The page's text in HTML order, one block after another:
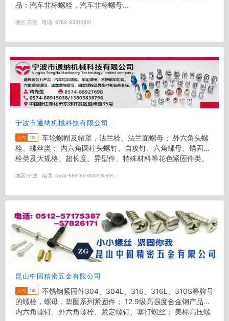
品：汽车非标螺栓，汽车非标螺母...
地区:东莞 电话: 0769-83310921
宁波市通纳机械科技有限公司
人气 1年
栓、螺丝类； 内六角圆柱头螺钉、自攻钉、六角螺母、锚固螺
栓类及大规格、超长度、异型件、特殊材料等花色紧固件类。
地区:宁波 电话: 0574-88915038/0574-88...
昆山中固精密五金有限公司
人气 1年
的螺栓，螺母，垫圈系列紧固件； 12.9级高强度合金钢产品：
内六角螺钉、外六角螺栓、紧定螺钉、塞打螺丝； 美标高压螺